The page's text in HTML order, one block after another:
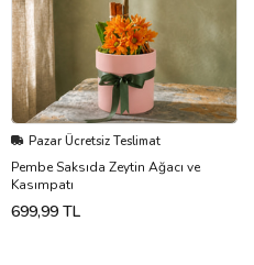
Pazar Ücretsiz Teslimat
Pembe Saksıda Zeytin Ağacı ve
Kasımpatı
699,99 TL